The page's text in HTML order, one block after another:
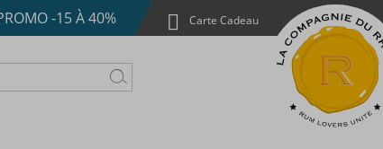
-15 À 40% Carte Cadeau